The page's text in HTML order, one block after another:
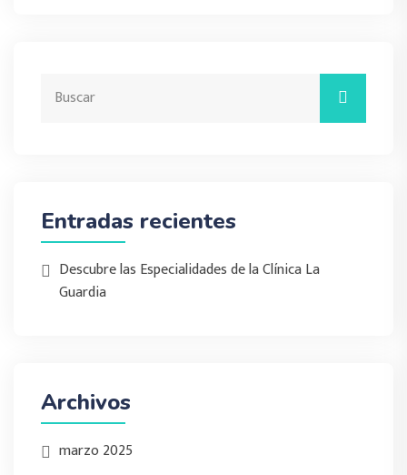
Entradas recientes
Descubre las Especialidades de la Clínica La
Guardia
Archivos
marzo 2025